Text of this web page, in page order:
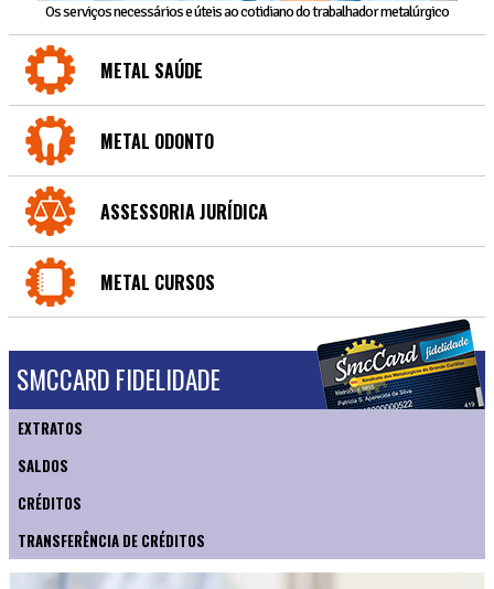
Os serviços necessários e úteis ao cotidiano do trabalhador metalúrgico
METAL SAÚDE
METAL ODONTO
ASSESSORIA JURÍDICA
METAL CURSOS
SMCCARD FIDELIDADE
EXTRATOS
SALDOS
CRÉDITOS
TRANSFERÊNCIA DE CRÉDITOS